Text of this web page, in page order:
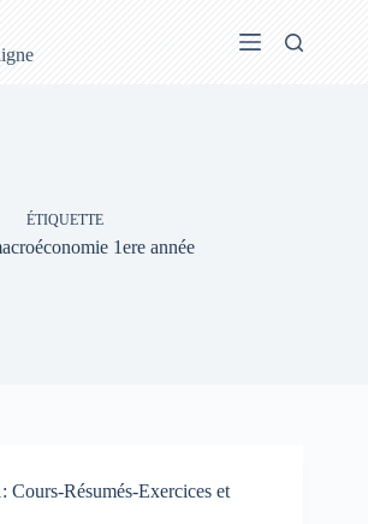
ÉTIQUETTE
1ere année
Cours-Résumés-Exercices et